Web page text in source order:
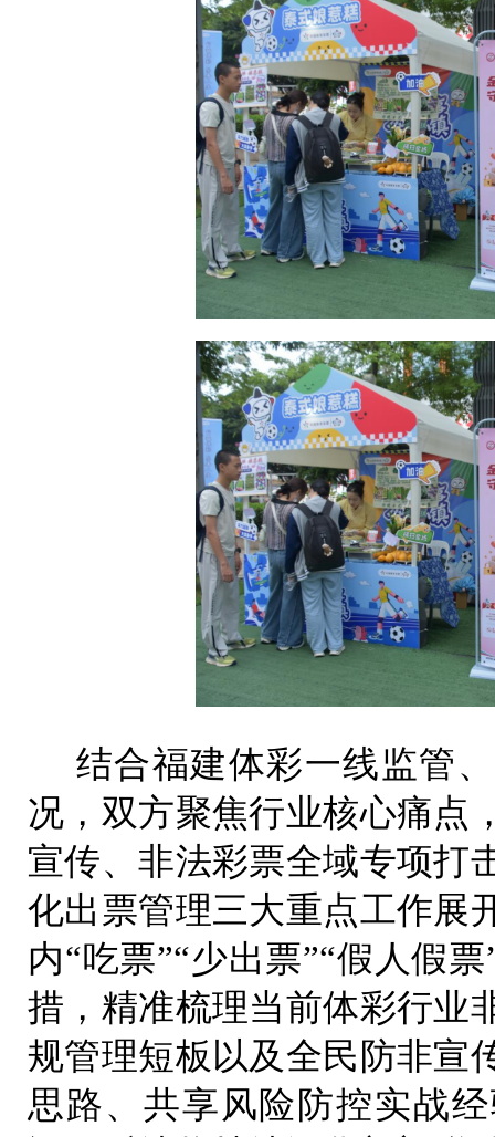
结合福建体彩一线监管
况，双方聚焦行业核心痛点
宣传、非法彩票全域专项打
化出票管理三大重点工作展
内“吃票”“少出票”“假人假
措，精准梳理当前体彩行业
规管理短板以及全民防非宣
思路、共享风险防控实战